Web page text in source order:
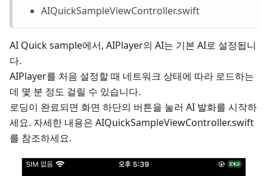
AIQuickSampleViewController.swift
AI Quick sample에서, AIPlayer의 AI는 기본 AI로 설정됩니
다.
AIPlayer를 처음 설정할 때 네트워크 상태에 따라 로드하는
데 몇 분 정도 걸릴 수 있습니다.
로딩이 완료되면 화면 하단의 버튼을 눌러 AI 발화를 시작하
세요. 자세한 내용은 AIQuickSampleViewController.swift
를 참조하세요.